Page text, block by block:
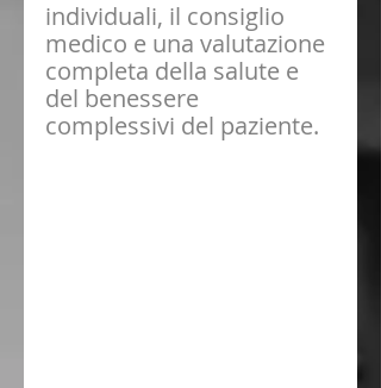
individuali, il consiglio
medico e una valutazione
completa della salute e
del benessere
complessivi del paziente.